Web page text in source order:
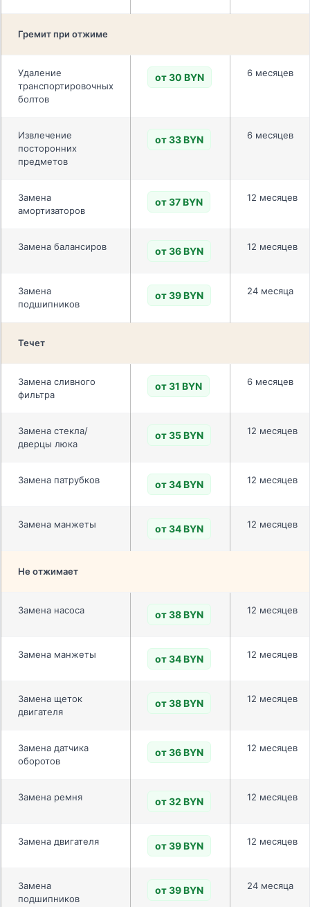
Гремит при отжиме
Удаление
транспортировочных
болтов
от 30 BYN 6 месяцев
Извлечение
посторонних
предметов
от 33 BYN 6 месяцев
Замена
амортизаторов
от 37 BYN 12 месяцев
Замена балансиров от 36 BYN 12 месяцев
Замена
подшипников
от 39 BYN 24 месяца
Течет
Замена сливного
фильтра
от 31 BYN 6 месяцев
Замена стекла/
дверцы люка
от 35 BYN 12 месяцев
Замена патрубков от 34 BYN 12 месяцев
Замена манжеты от 34 BYN 12 месяцев
Не отжимает
Замена насоса от 38 BYN 12 месяцев
Замена манжеты от 34 BYN 12 месяцев
Замена щеток
двигателя
от 38 BYN 12 месяцев
Замена датчика
оборотов
от 36 BYN 12 месяцев
Замена ремня от 32 BYN 12 месяцев
Замена двигателя от 39 BYN 12 месяцев
Замена
подшипников
от 39 BYN 24 месяца